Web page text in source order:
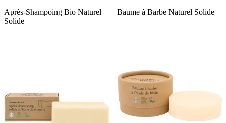
Après-Shampoing Bio Naturel
Solide
Baume à Barbe Naturel Solide